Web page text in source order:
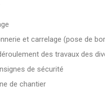
et carrelage (pose de
des travaux des
de sécurité
de chantier